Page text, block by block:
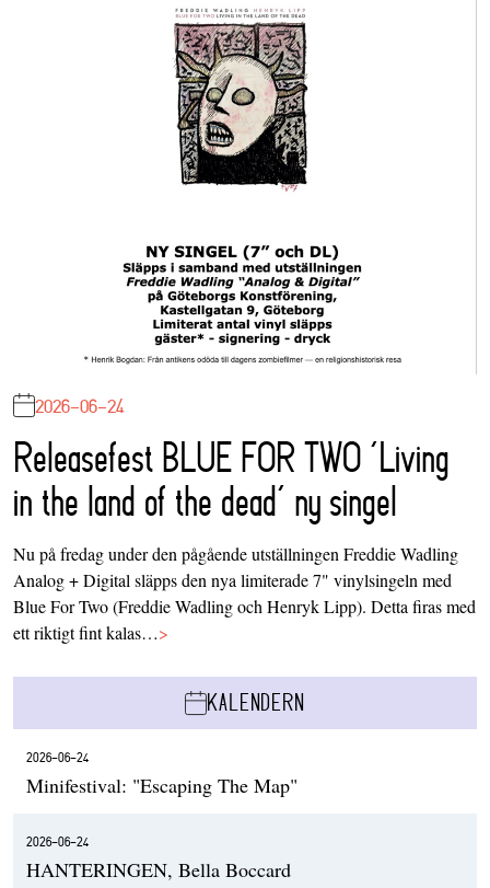
2026-06-24
Releasefest BLUE FOR TWO ‘Living
in the land of the dead’ ny singel
Nu på fredag under den pågående utställningen Freddie Wadling
Analog + Digital släpps den nya limiterade 7" vinylsingeln med
Blue For Two (Freddie Wadling och Henryk Lipp). Detta firas med
ett riktigt fint kalas…>
KALENDERN
2026-06-24
Minifestival: "Escaping The Map"
2026-06-24
HANTERINGEN, Bella Boccard